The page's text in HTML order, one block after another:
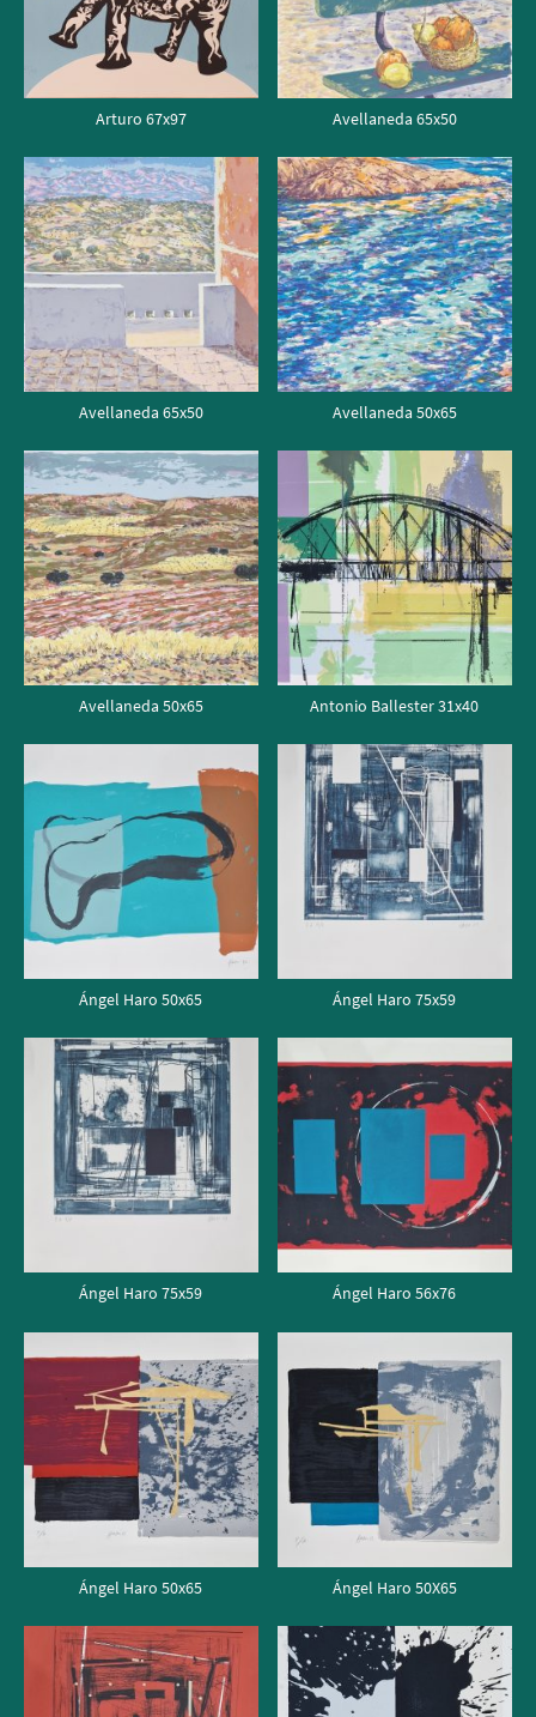
Arturo 67x97 Avellaneda 65x50
Avellaneda 65x50 Avellaneda 50x65
Avellaneda 50x65 Antonio Ballester 31x40
Ángel Haro 50x65 Ángel Haro 75x59
Ángel Haro 75x59 Ángel Haro 56x76
Ángel Haro 50x65 Ángel Haro 50X65